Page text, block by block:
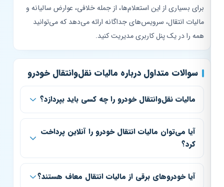
برای بسیاری از این استعلام‌ها، از جمله خلافی، عوارض سالیانه و
مالیات انتقال، سرویس‌های جداگانه ارائه می‌دهد که می‌توانید
همه را در یک پنل کاربری مدیریت کنید.
سوالات متداول درباره مالیات نقل‌وانتقال خودرو
مالیات نقل‌وانتقال خودرو را چه کسی باید بپردازد؟
آیا می‌توان مالیات انتقال خودرو را آنلاین پرداخت
کرد؟
آیا خودروهای برقی از مالیات انتقال معاف هستند؟